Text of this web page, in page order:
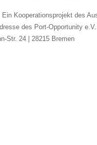
Ein Kooperationsprojekt des
des Port-Opportunity
Str. 24 | 28215 Bremen